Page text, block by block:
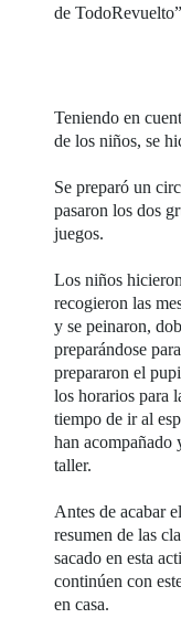
de TodoRevuelto”
Teniendo en
de los niños, se
Se preparó un
pasaron los dos
juegos.
Los niños
recogieron las
y se peinaron,
preparándose
prepararon el
los horarios para
tiempo de ir al
han acompañado
taller.
Antes de acabar
resumen de las
sacado en esta
continúen con
en casa.